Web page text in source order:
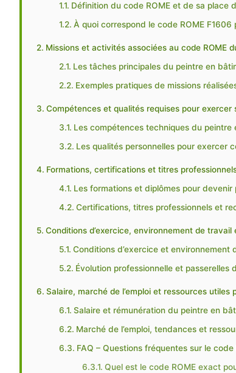
Définition du code ROME et de sa place
À quoi correspond le code ROME
Missions et activités associées au code ROME
Les tâches principales du peintre en
Exemples pratiques de missions
Compétences et qualités requises pour exercer
Les compétences techniques du peintre
Les qualités personnelles pour exercer
Formations, certifications et titres
Les formations et diplômes pour
Certifications, titres professionnels et
Conditions d’exercice, environnement de
Conditions d’exercice et
Évolution professionnelle et passerelles
Salaire, marché de l’emploi et ressources
Salaire et rémunération du peintre en
Marché de l’emploi, tendances et
FAQ – Questions fréquentes sur le
Quel est le code ROME exact